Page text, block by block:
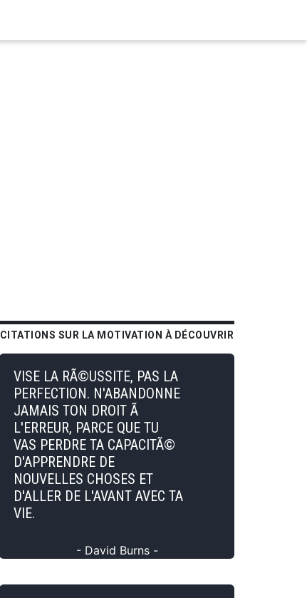
CITATIONS SUR LA MOTIVATION À DÉCOUVRIR
VISE LA RÃ©USSITE, PAS LA
PERFECTION. N'ABANDONNE
JAMAIS TON DROIT Ã
L'ERREUR, PARCE QUE TU
VAS PERDRE TA CAPACITÃ©
D'APPRENDRE DE
NOUVELLES CHOSES ET
D'ALLER DE L'AVANT AVEC TA
VIE.
- David Burns -